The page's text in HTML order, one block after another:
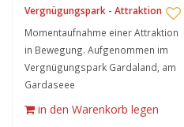
Vergnügungspark - Attraktion
Momentaufnahme einer Attraktion
in Bewegung. Aufgenommen im
Vergnügungspark Gardaland, am
Gardaseee
in den Warenkorb legen